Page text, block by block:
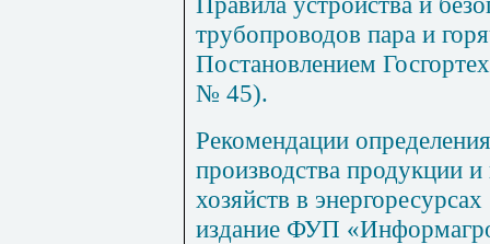
трубопроводов пара и
Постановлением
№ 45).
Рекомендации
производства продукции
хозяйств в
издание ФУП